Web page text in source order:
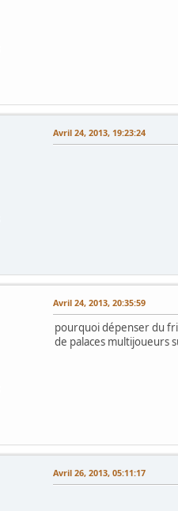
Avril 24, 2013, 19:23:24
Avril 24, 2013, 20:35:59
pourquoi dépenser du
de palaces multijoueurs
Avril 26, 2013, 05:11:17